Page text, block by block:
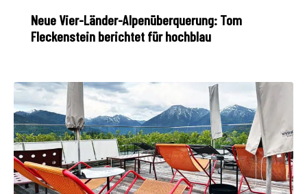
Neue Vier-Länder-Alpenüberquerung: Tom
Fleckenstein berichtet für hochblau